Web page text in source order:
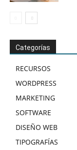
Categorías
RECURSOS
WORDPRESS
MARKETING
SOFTWARE
DISEÑO WEB
TIPOGRAFÍAS